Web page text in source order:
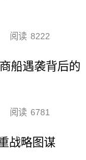
阅读 8222
船遇袭背后的
阅读 6781
战略图谋